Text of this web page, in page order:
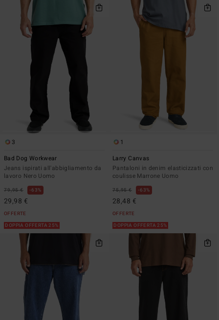
3
Bad Dog Workwear
Jeans ispirati all'abbigliamento da
lavoro Nero Uomo
79,95 € 63%
29,98 €
OFFERTE
DOPPIA OFFERTA 25%
1
Larry Canvas
Pantaloni in denim elasticizzati con
coulisse Marrone Uomo
75,95 € 63%
28,48 €
OFFERTE
DOPPIA OFFERTA 25%